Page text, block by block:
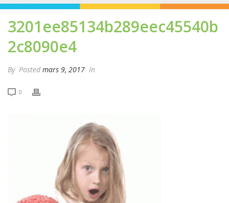
3201ee85134b289eec45540b
2c8090e4
By Posted mars 9, 2017 In
0